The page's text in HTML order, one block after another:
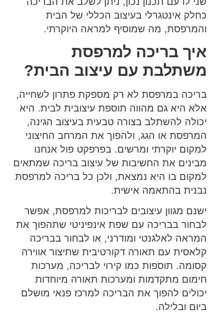
כחלק אינטגרלי בעיצוב הכללי של הבית
והמרפסת, מה שמוסיף למראה היוקרתי.
איך בריכה למרפסת
משתלבת עם עיצוב הבית?
בריכה במרפסת לא רק מספקת פתרון לשחייה,
אלא היא גם מהווה תוספת עיצובית לבית. היא
יכולה להשתלב בצורה טבעית בעיצוב הגינה,
המרפסת או הגג, ולהפוך את המרחב החיצוני
למקום יוקרתי ומרשים. בפרפקט פול אנחנו
מבינים את החשיבות של עיצוב בריכה שמתאים
למקום בו היא נמצאת, ולכן כל בריכה למרפסת
נבנית בהתאמה אישית.
ישנם מגוון עיצובים לבריכות למרפסת, אפשר
לבחור בבריכה עם שפת אינפיניטי שתהפוך את
המראה לאלגנטי ומודרני, או לבחור בבריכה
קלאסית עם תאורה דקורטיבית שתיצור אווירה
קסומה. תוספות כמו קירוי לבריכה, מערכות
חימום מתקדמות ומערכות תאורה מיוחדות
יכולים להפוך את הבריכה למרכז פנאי מושלם
ביום ובלילה.